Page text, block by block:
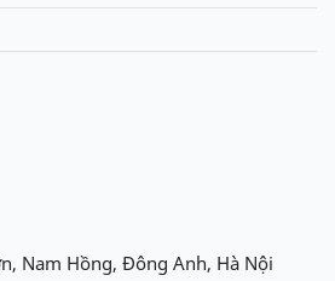
Nam Hồng, Đông Anh, Hà Nội